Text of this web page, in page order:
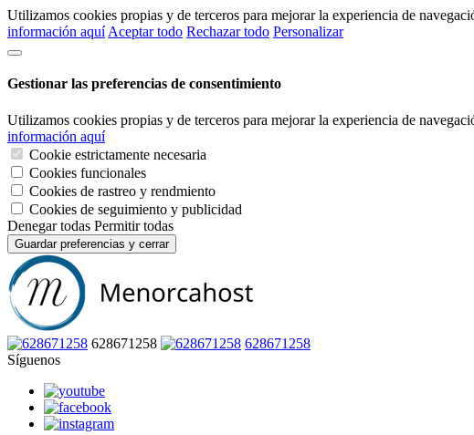
Utilizamos cookies propias y de terceros para mejorar la experiencia de
información aquí Aceptar todo Rechazar todo Personalizar
Gestionar las preferencias de consentimiento
Utilizamos cookies propias y de terceros para mejorar la experiencia de
información aquí
Cookie estrictamente necesaria
Cookies funcionales
Cookies de rastreo y rendmiento
Cookies de seguimiento y publicidad
Denegar todas Permitir todas
Guardar preferencias y cerrar
628671258
628671258
Síguenos